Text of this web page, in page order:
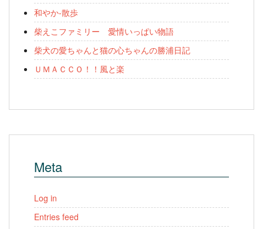
和やか-散歩
柴えこファミリー 愛情いっぱい物語
柴犬の愛ちゃんと猫の心ちゃんの勝浦日記
ＵＭＡＣＣＯ！！風と楽
Meta
Log in
Entries feed